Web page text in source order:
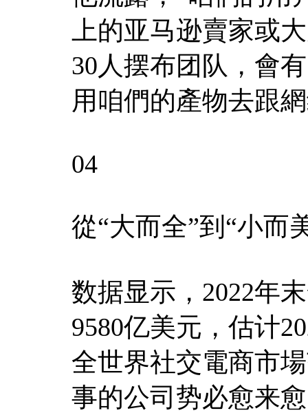
上的亚马逊賣家或
30人摆布团队，會
用咱們的產物去跟
04
從“大而全”到“小而
数据显示，2022年
9580亿美元，估计
全世界社交電商市
事的公司势必愈来